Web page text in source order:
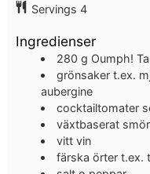
Servings 4
Ingredienser
280 g Oumph!
grönsaker t.ex.
aubergine
cocktailtomater
växtbaserat smör
vitt vin
färska örter t.ex.